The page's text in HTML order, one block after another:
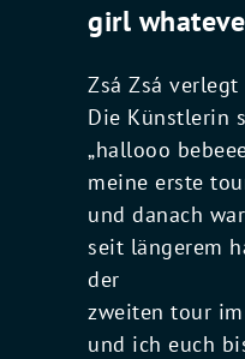
girl
Zsá Zsá
Die Künstlerin
„hallooo
meine erste
und danach
seit längerem
der
zweiten tour im
und ich euch